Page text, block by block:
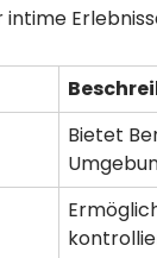
intime
Bietet